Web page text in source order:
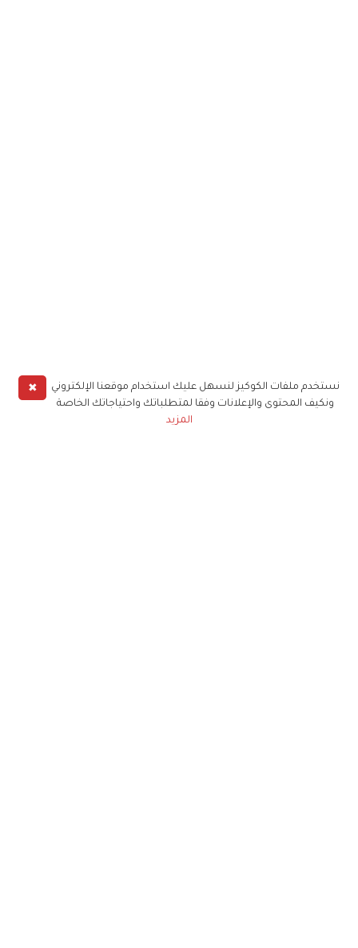
✖
نستخدم ملفات الكوكيز لنسهل عليك استخدام موقعنا الإلكتروني
ونكيف المحتوى والإعلانات وفقا لمتطلباتك واحتياجاتك الخاصة
المزيد